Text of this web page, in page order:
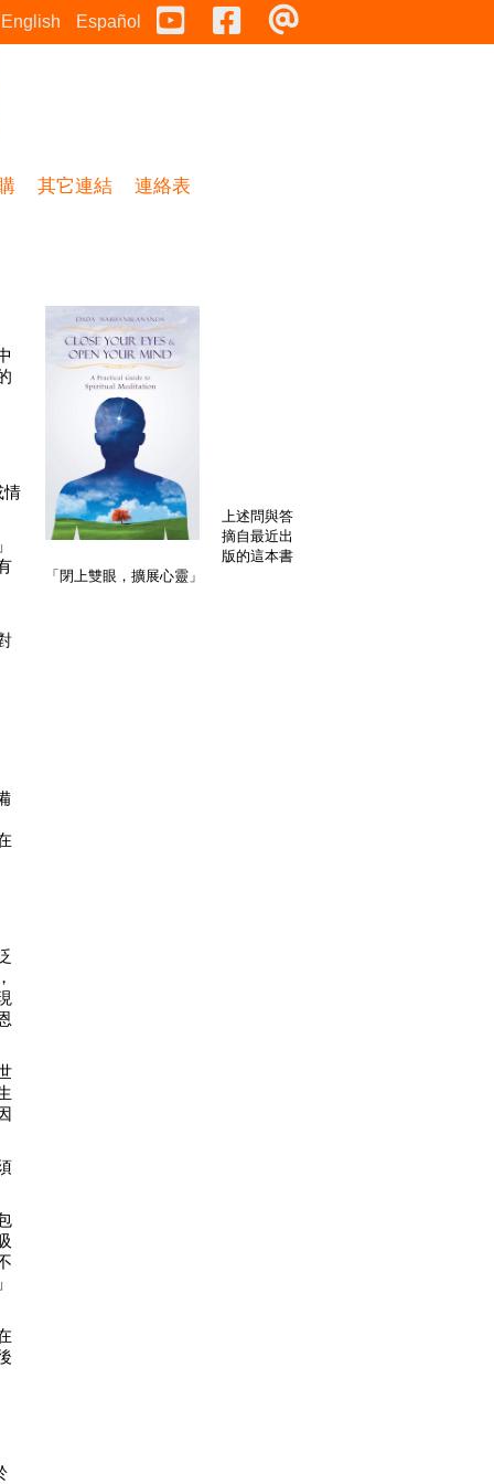
English Español Youtube Facebook
其它連結 連絡表
情
上述問與答
摘自最近出
版的這本書
「閉上雙眼，擴展心靈」